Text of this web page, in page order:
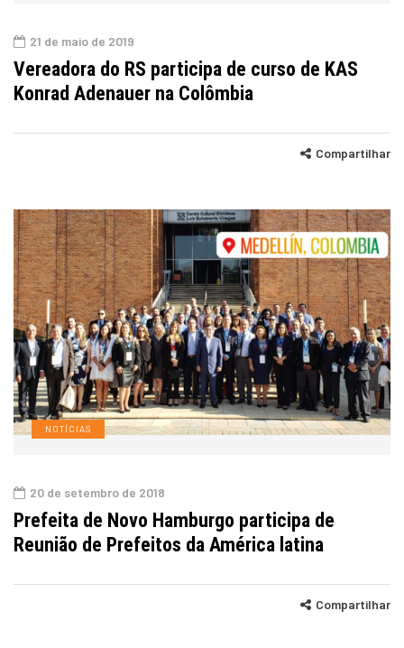
21 de maio de 2019
Vereadora do RS participa de curso de KAS
Konrad Adenauer na Colômbia
Compartilhar
NOTÍCIAS
20 de setembro de 2018
Prefeita de Novo Hamburgo participa de
Reunião de Prefeitos da América latina
Compartilhar